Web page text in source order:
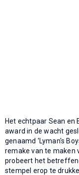
Het echtpaar Sean en
award in de wacht
genaamd 'Lyman's
remake van te maken
probeert het
stempel erop te